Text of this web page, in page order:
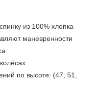
из 100% хлопка
маневренности
по высоте: (47, 51,